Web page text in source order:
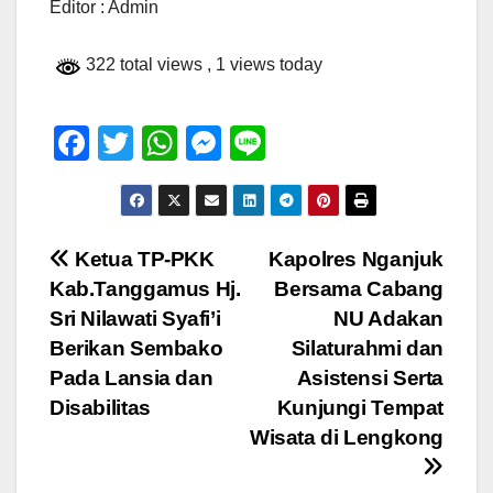
Editor : Admin
322 total views , 1 views today
F
e
b
o
o
k
T
wi
tt
er
W
h
at
s
A
p
p
M
e
ss
n
er
n
e
Navigasi
pos
Kapolres Nganjuk
Bersama Cabang
NU Adakan
Silaturahmi dan
Asistensi Serta
Kunjungi Tempat
Wisata di Lengkong
Ketua TP-PKK
Kab.Tanggamus Hj.
Sri Nilawati Syafi’i
Berikan Sembako
Pada Lansia dan
Disabilitas